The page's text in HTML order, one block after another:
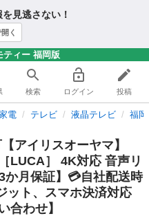
見逃さない！
く
ティー 福岡版
検索 ログイン 投稿
電 テレビ 液晶テレビ 福
アイリスオーヤマ】
LUCA］ 4K対応 音声リ
か月保証】💳自社配送時
ト、スマホ決済対応
合わせ】